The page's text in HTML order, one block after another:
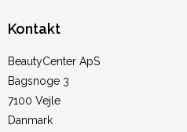
Kontakt
BeautyCenter ApS
Bagsnoge 3
7100 Vejle
Danmark